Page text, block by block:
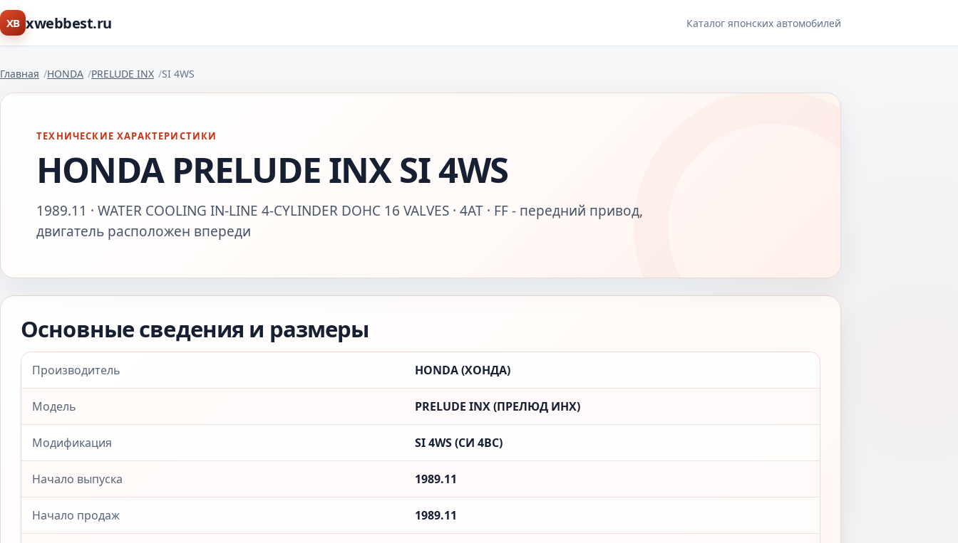
XB xwebbest.ru Каталог японских автомобилей
Главная HONDA PRELUDE INX SI 4WS
ТЕХНИЧЕСКИЕ ХАРАКТЕРИСТИКИ
HONDA PRELUDE INX SI 4WS
1989.11 · WATER COOLING IN-LINE 4-CYLINDER DOHC 16 VALVES · 4AT · FF - передний привод,
двигатель расположен впереди
Основные сведения и размеры
Производитель HONDA (ХОНДА)
Модель PRELUDE INX (ПРЕЛЮД ИНX)
Модификация SI 4WS (СИ 4ВС)
Начало выпуска 1989.11
Начало продаж 1989.11